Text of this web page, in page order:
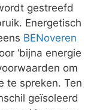
gestreefd
Energetisch
BENoveren
‘bijna energie
om
te spreken. Ten
geïsoleerd